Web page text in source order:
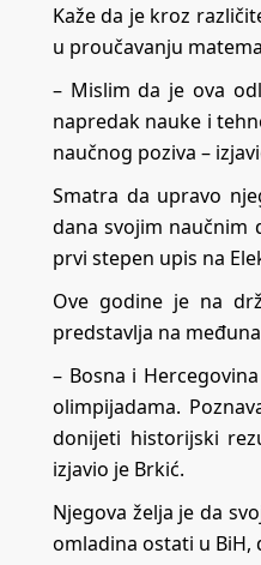
Kaže da je kroz
u proučavanju
– Mislim da je ova
napredak nauke i
naučnog poziva –
Smatra da upravo
dana svojim naučnim
prvi stepen upis na
Ove godine je na
predstavlja na
– Bosna i
olimpijadama.
donijeti historijski
izjavio je Brkić.
Njegova želja je da
omladina ostati u BiH,